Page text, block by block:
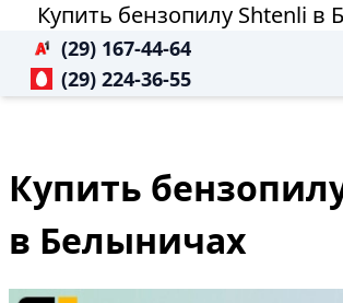
Купить бензопилу Shtenli в
(29) 167-44-64
(29) 224-36-55
Купить
в Белыничах